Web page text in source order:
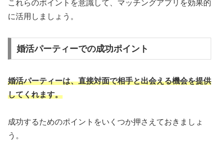
これらのポイントを意識して、マッチングアプリを効果的
に活用しましょう。
婚活パーティーでの成功ポイント
婚活パーティーは、直接対面で相手と出会える機会を提供
してくれます。
成功するためのポイントをいくつか押さえておきましょ
う。